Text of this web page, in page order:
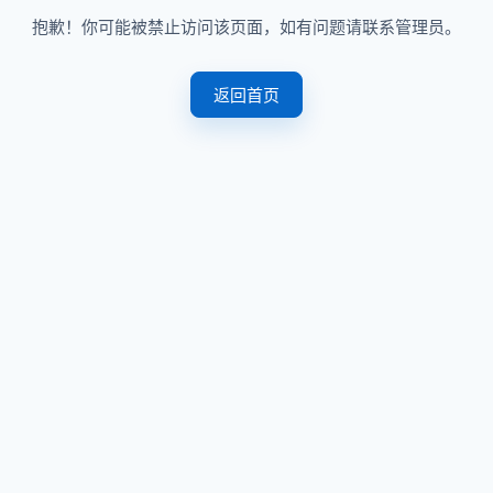
抱歉！你可能被禁止访问该页面，如有问题请联系管理员。
返回首页